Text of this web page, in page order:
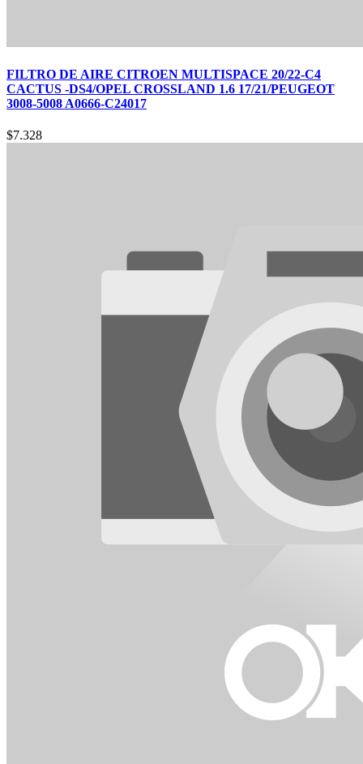
FILTRO DE AIRE CITROEN MULTISPACE 20/22-C4
CACTUS -DS4/OPEL CROSSLAND 1.6 17/21/PEUGEOT
3008-5008 A0666-C24017
$7.328